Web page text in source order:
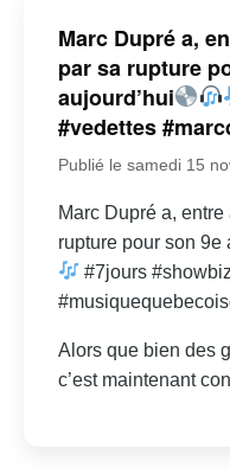
Marc Dupré a,
par sa rupture
aujourd’hui
#vedettes
Publié le samedi 15
Marc Dupré a,
rupture pour son 9e
#7jours
Alors que bien des
c’est maintenant